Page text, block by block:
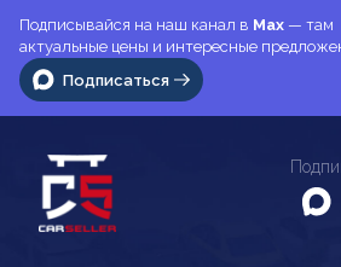
Подписывайся на наш канал в Max — там
актуальные цены и интересные
Подписаться